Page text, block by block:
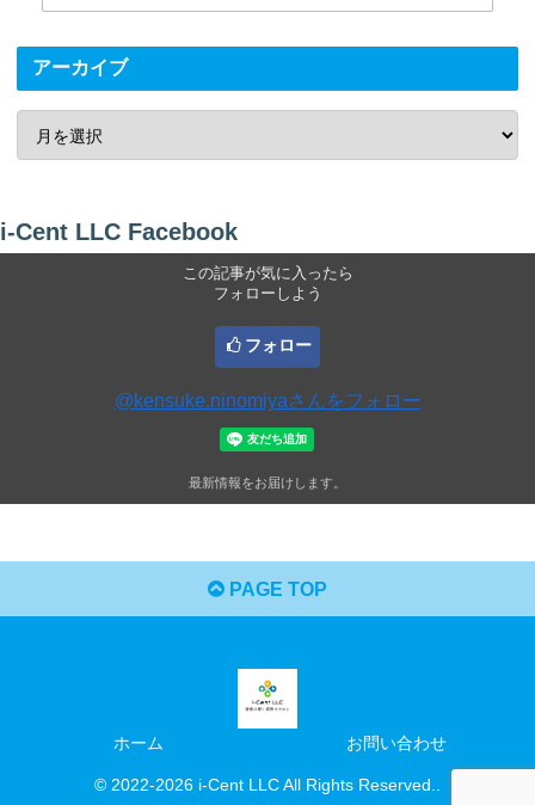
アーカイブ
i-Cent LLC Facebook
この記事が気に入ったら
フォローしよう
フォロー
@kensuke.ninomiyaさんをフォロー
最新情報をお届けします。
PAGE TOP
ホーム お問い合わせ
© 2022-2026 i-Cent LLC All Rights Reserved..